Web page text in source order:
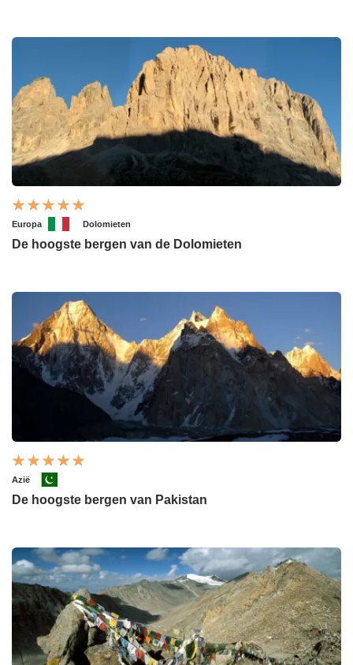
Europa Dolomieten
De hoogste bergen van de Dolomieten
Azië
De hoogste bergen van Pakistan